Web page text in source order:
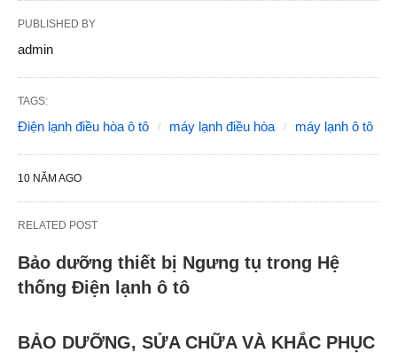
PUBLISHED BY
admin
TAGS:
Điện lạnh điều hòa ô tô máy lạnh điều hòa máy lạnh ô tô
10 NĂM AGO
RELATED POST
Bảo dưỡng thiết bị Ngưng tụ trong Hệ
thống Điện lạnh ô tô
BẢO DƯỠNG, SỬA CHỮA VÀ KHẮC PHỤC